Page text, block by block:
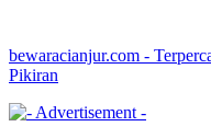
bewaracianjur.com -
Pikiran